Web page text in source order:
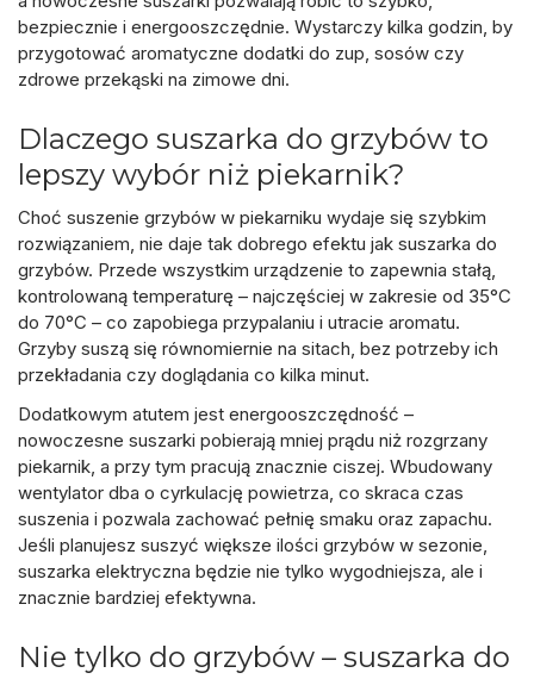
bezpiecznie i energooszczędnie. Wystarczy kilka godzin, by
przygotować aromatyczne dodatki do zup, sosów czy
zdrowe przekąski na zimowe dni.
Dlaczego suszarka do grzybów to
lepszy wybór niż piekarnik?
Choć suszenie grzybów w piekarniku wydaje się szybkim
rozwiązaniem, nie daje tak dobrego efektu jak suszarka do
grzybów. Przede wszystkim urządzenie to zapewnia stałą,
kontrolowaną temperaturę – najczęściej w zakresie od 35°C
do 70°C – co zapobiega przypalaniu i utracie aromatu.
Grzyby suszą się równomiernie na sitach, bez potrzeby ich
przekładania czy doglądania co kilka minut.
Dodatkowym atutem jest energooszczędność –
nowoczesne suszarki pobierają mniej prądu niż rozgrzany
piekarnik, a przy tym pracują znacznie ciszej. Wbudowany
wentylator dba o cyrkulację powietrza, co skraca czas
suszenia i pozwala zachować pełnię smaku oraz zapachu.
Jeśli planujesz suszyć większe ilości grzybów w sezonie,
suszarka elektryczna będzie nie tylko wygodniejsza, ale i
znacznie bardziej efektywna.
Nie tylko do grzybów – suszarka do